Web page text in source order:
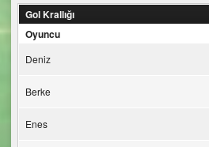
Gol Krallığı
Oyuncu
Deniz
Berke
Enes